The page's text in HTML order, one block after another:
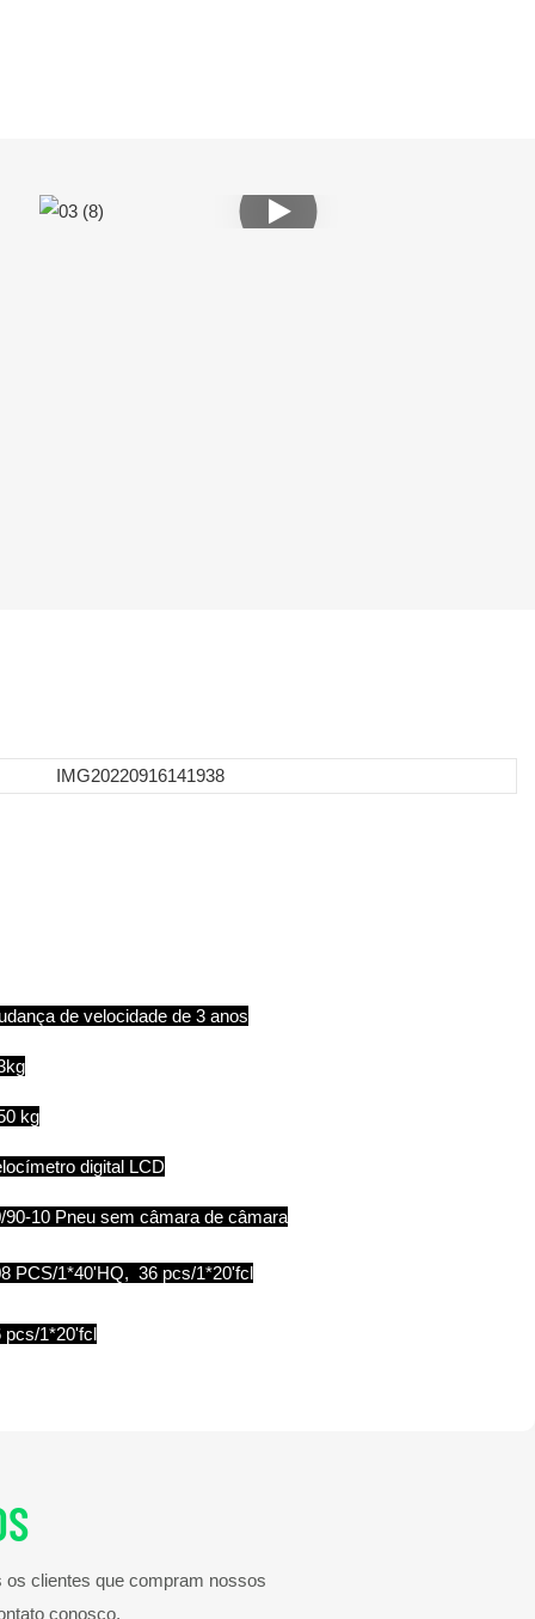
de velocidade de 3 anos
kg
digital LCD
90-10 Pneu sem câmara de câmara
PCS/1*40'HQ, 36 pcs/1*20'fcl
pcs/1*20'fcl
clientes que compram nossos
conosco.